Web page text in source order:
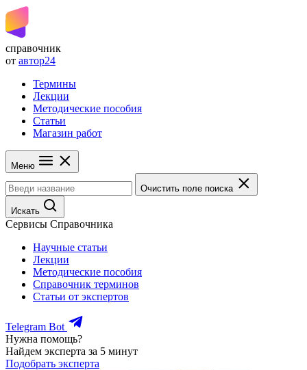
справочник
от автор24
Термины
Лекции
Методические пособия
Статьи
Магазин работ
Меню
Очистить поле поиска
Искать
Сервисы Справочника
Научные статьи
Лекции
Методические пособия
Справочник терминов
Статьи от экспертов
Telegram Bot
Нужна помощь?
Найдем эксперта за 5 минут
Подобрать эксперта